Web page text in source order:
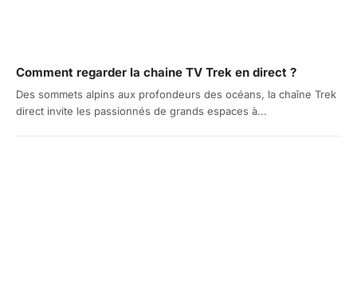
Comment regarder la chaine TV Trek en direct ?
Des sommets alpins aux profondeurs des océans, la chaîne Trek
direct invite les passionnés de grands espaces à...